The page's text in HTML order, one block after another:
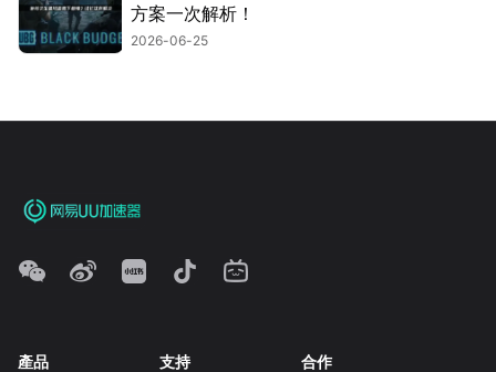
方案一次解析！
2026-06-25
產品 支持 合作